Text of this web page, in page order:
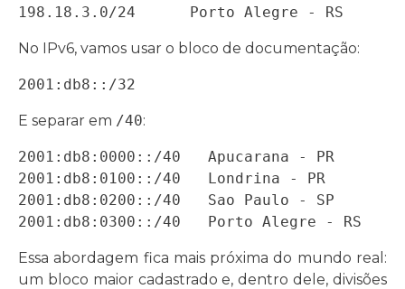
198.18.3.0/24      Porto Alegre - RS
No IPv6, vamos usar o bloco de documentação:
2001:db8::/32
E separar em /40:
2001:db8:0000::/40   Apucarana - PR
2001:db8:0100::/40   Londrina - PR
2001:db8:0200::/40   Sao Paulo - SP
2001:db8:0300::/40   Porto Alegre - RS
Essa abordagem fica mais próxima do mundo real:
um bloco maior cadastrado e, dentro dele, divisões